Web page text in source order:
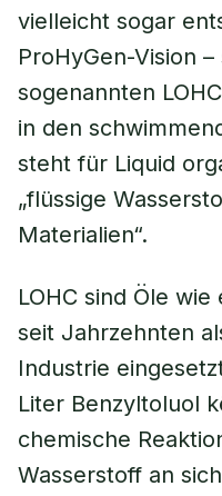
vielleicht sogar
ProHyGen-Vision
sogenannten
in den
steht für Liquid
„flüssige
Materialien“.
LOHC sind Öle
seit Jahrzehnten
Industrie
Liter Benzyltoluol
chemische
Wasserstoff an